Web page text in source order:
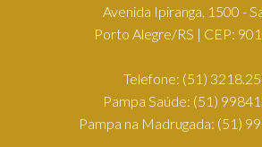
Avenida Ipiranga, 1500 -
Porto Alegre/RS | CEP:
Telefone: (51)
Pampa Saúde: (51)
Pampa na Madrugada: (51)